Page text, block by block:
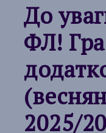
До
ФЛ!
2025/